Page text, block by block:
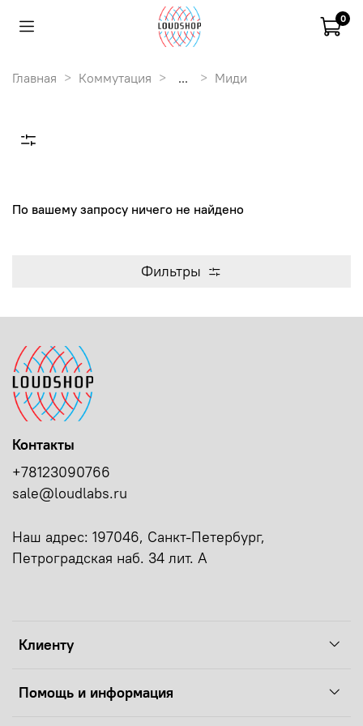
0
Главная Коммутация ... Миди
По вашему запросу ничего не найдено
Фильтры
Клиенту
Помощь и информация
Контакты
+78123090766
sale@loudlabs.ru
Наш адрес: 197046, Санкт-Петербург,
Петроградская наб. 34 лит. А